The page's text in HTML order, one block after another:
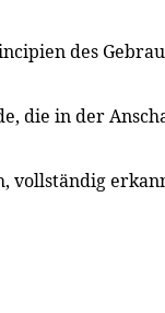
des
die in der
vollständig